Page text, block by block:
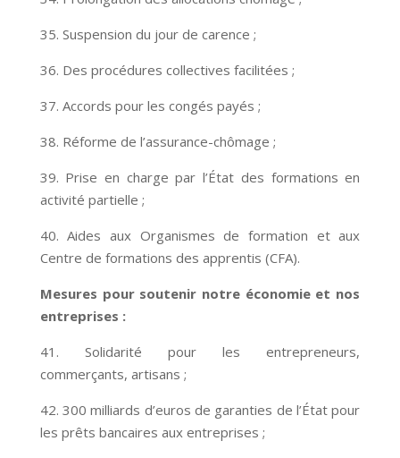
35. Suspension du jour de carence ;
36. Des procédures collectives facilitées ;
37. Accords pour les congés payés ;
38. Réforme de l’assurance-chômage ;
39. Prise en charge par l’État des formations en
activité partielle ;
40. Aides aux Organismes de formation et aux
Centre de formations des apprentis (CFA).
Mesures pour soutenir notre économie et nos
entreprises :
41. Solidarité pour les entrepreneurs,
commerçants, artisans ;
42. 300 milliards d’euros de garanties de l’État pour
les prêts bancaires aux entreprises ;